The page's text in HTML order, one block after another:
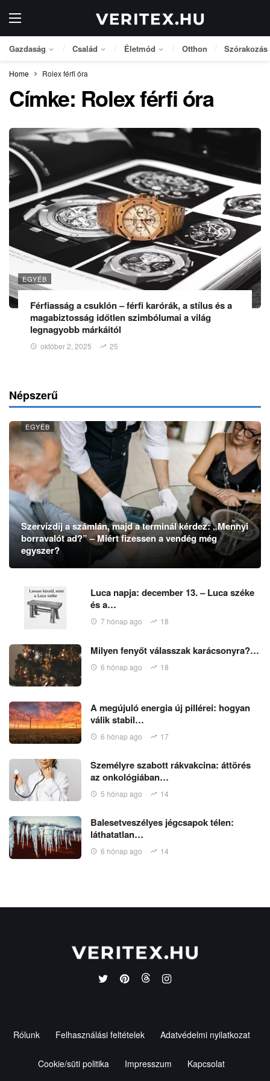
Gazdaság Család Életmód Otthon Szórakozás
Home Rolex férfi óra
Címke: Rolex férfi óra
EGYÉB
Férfiasság a csuklón – férfi karórák, a stílus és a
magabiztosság időtlen szimbólumai a világ
legnagyobb márkáitól
október 2, 2025 25
Népszerű
EGYÉB
Szervízdíj a számlán, majd a terminál kérdez: „Mennyi
borravalót ad?” – Miért fizessen a vendég még
egyszer?
Luca napja: december 13. – Luca széke
és a…
7 hónap ago 18
Milyen fenyőt válasszak karácsonyra?…
6 hónap ago 18
A megújuló energia új pillérei: hogyan
válik stabil…
6 hónap ago 17
Személyre szabott rákvakcina: áttörés
az onkológiában…
5 hónap ago 14
Balesetveszélyes jégcsapok télen:
láthatatlan…
6 hónap ago 14
Rólunk Felhasználási feltételek Adatvédelmi nyilatkozat
Cookie/süti politika Impresszum Kapcsolat